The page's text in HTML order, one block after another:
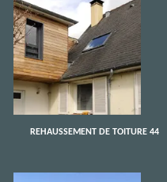
REHAUSSEMENT DE TOITURE 44